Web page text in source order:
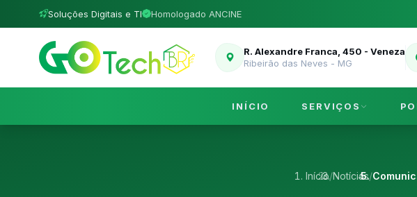
Soluções Digitais e TI Homologado ANCINE
R. Alexandre Franca, 450 - Veneza
Ribeirão das Neves - MG
INÍCIO SERVIÇOS
Início/Notícias/